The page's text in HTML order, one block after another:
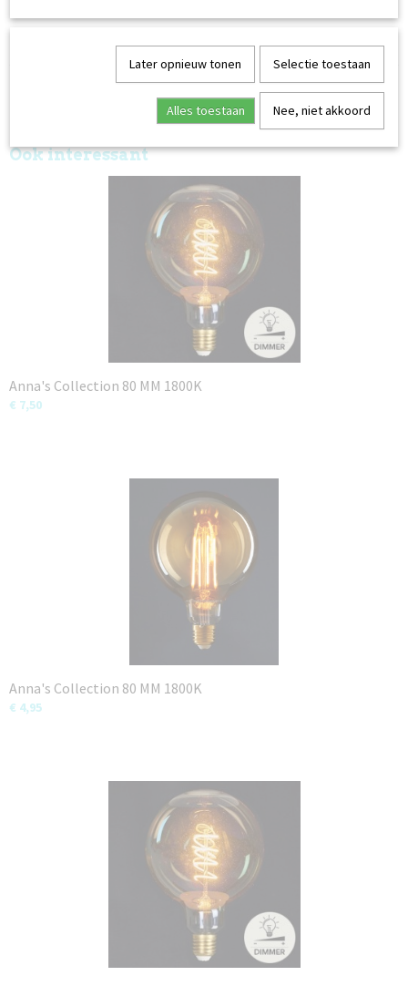
Ook interessant
Anna's Collection 80 MM 1800K
€ 7,50
Anna's Collection 80 MM 1800K
€ 4,95
Later opnieuw tonen Selectie toestaan
Alles toestaan Nee, niet akkoord